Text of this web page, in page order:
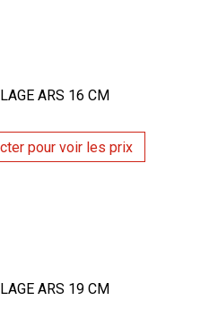
ARS 16 CM
pour voir les prix
ARS 19 CM